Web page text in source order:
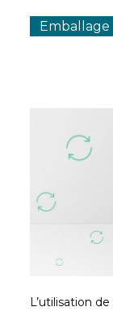
Emballage
L’utilisation de